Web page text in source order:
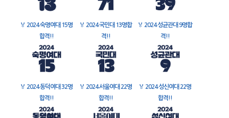
🏅 2024 숙명여대 15명
합격!!
🏅 2024 국민대 13명합
격!!
🏅 2024 성균관대 9명합
격!!
🏅 2024 동덕여대 32명
합격!!
🏅 2024 서울여대 22명
합격!!
🏅 2024 성신여대 22명
합격!!